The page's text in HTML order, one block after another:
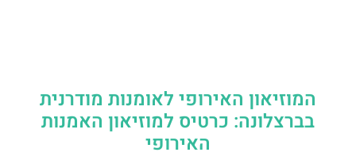
המוזיאון האירופי לאומנות מודרנית
בברצלונה: כרטיס למוזיאון האמנות
האירופי